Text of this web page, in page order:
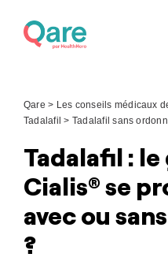
Qare > Les conseils médicaux
Tadalafil > Tadalafil sans
Tadalafil :
Cialis® se
avec ou
?